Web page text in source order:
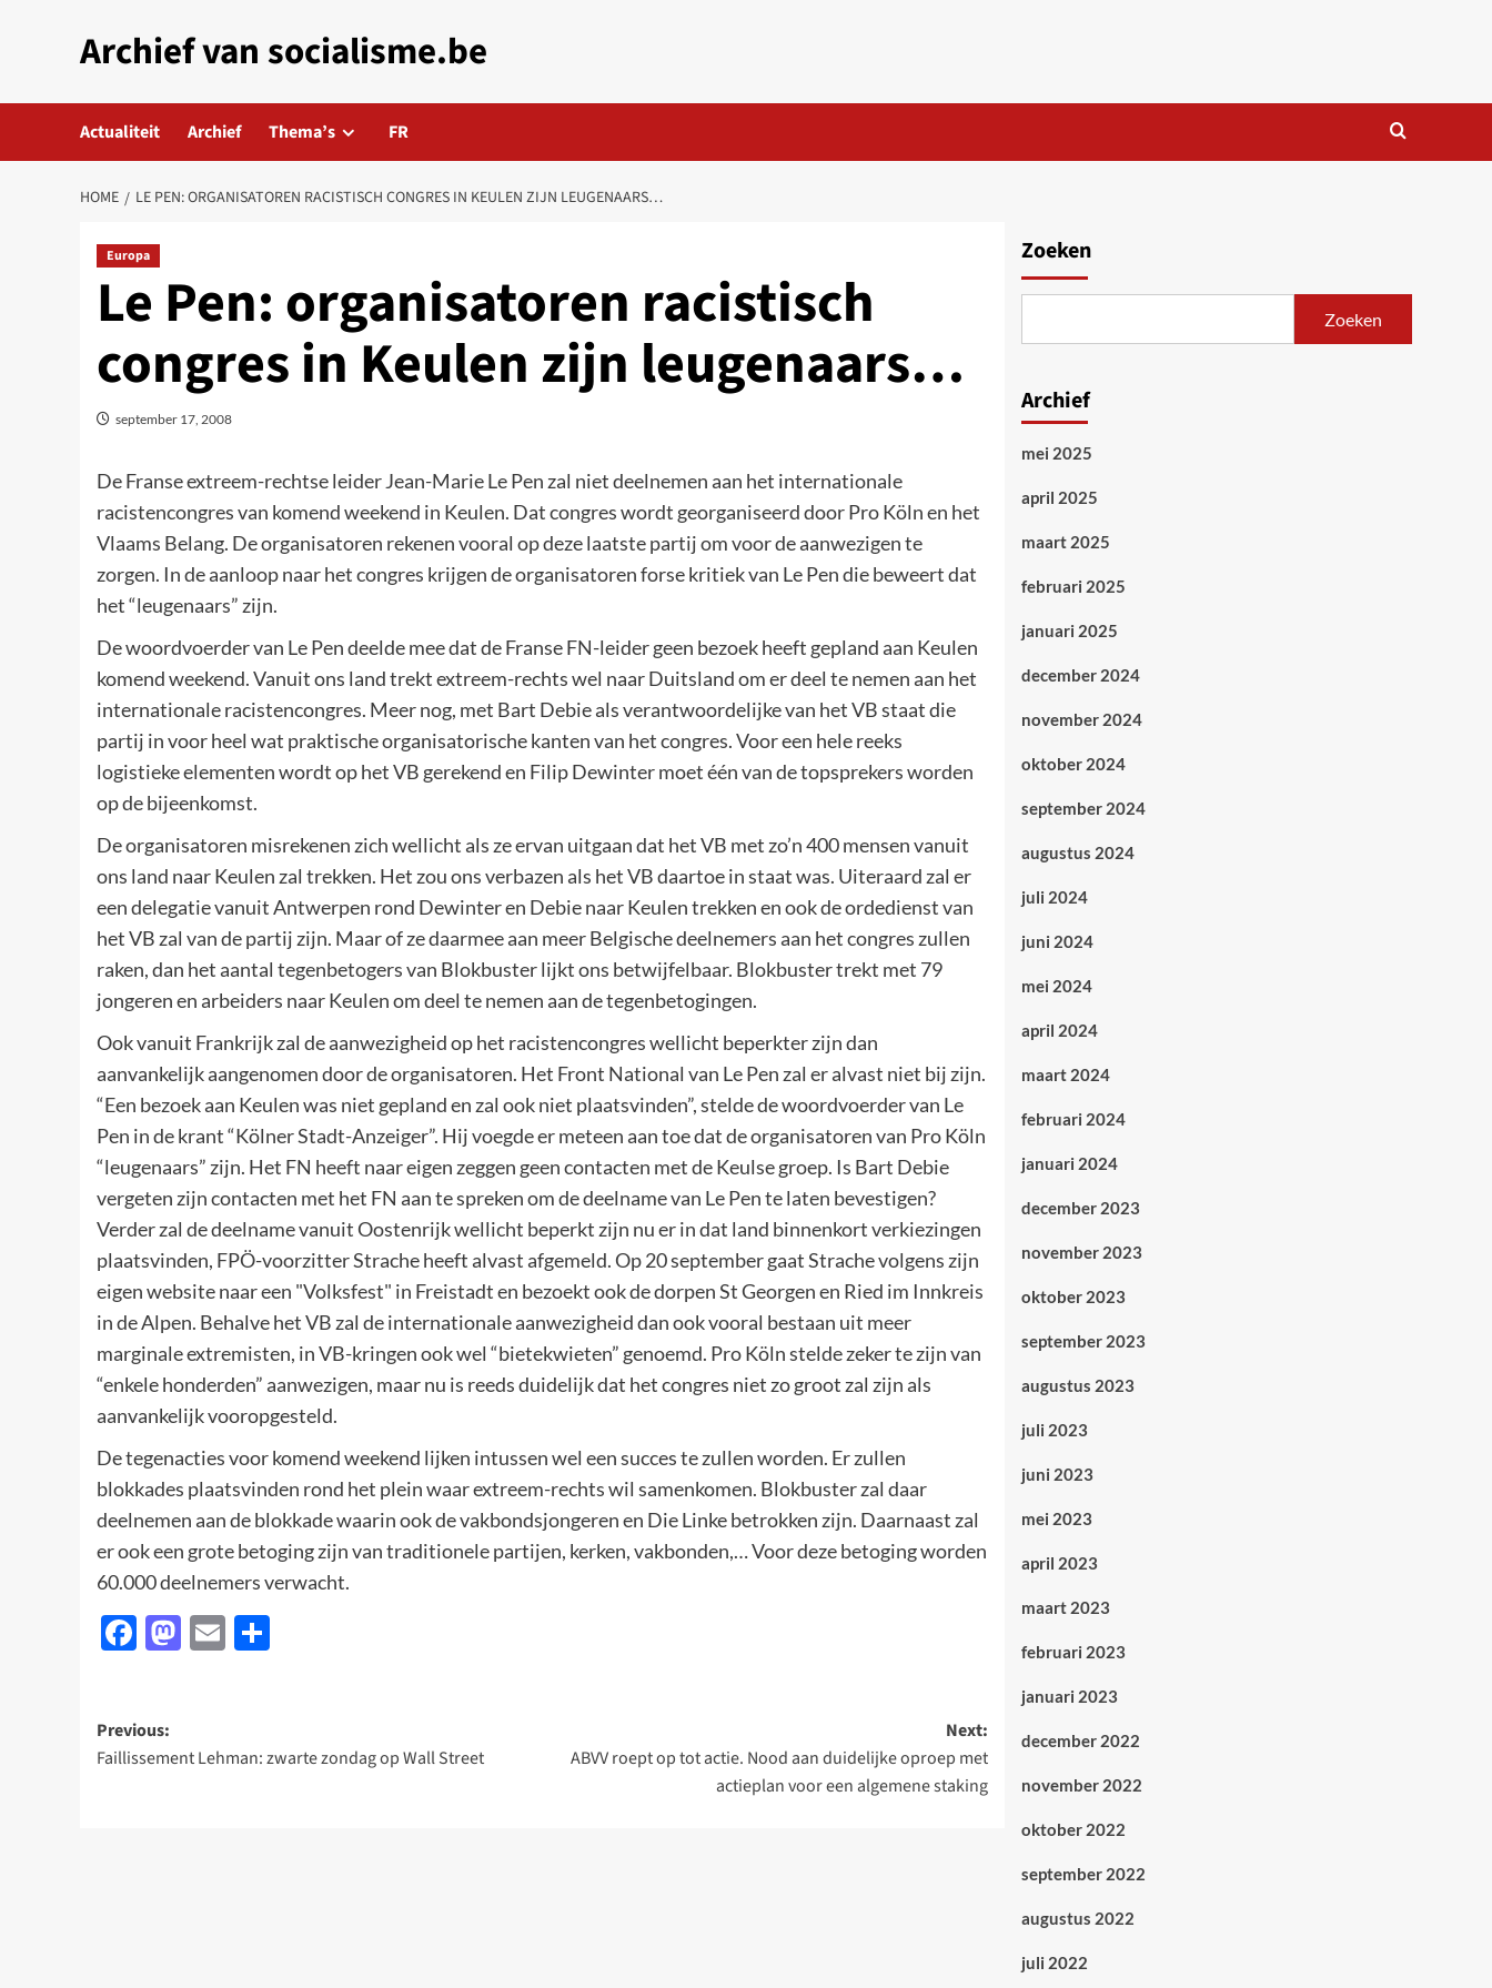
Archief van socialisme.be
Actualiteit Archief Thema’s FR
HOME LE PEN: ORGANISATOREN RACISTISCH CONGRES IN KEULEN ZIJN LEUGENAARS…
Europa
Le Pen: organisatoren racistisch
congres in Keulen zijn leugenaars…
september 17, 2008
De Franse extreem-rechtse leider Jean-Marie Le Pen zal niet deelnemen aan het internationale
racistencongres van komend weekend in Keulen. Dat congres wordt georganiseerd door Pro Köln en het
Vlaams Belang. De organisatoren rekenen vooral op deze laatste partij om voor de aanwezigen te
zorgen. In de aanloop naar het congres krijgen de organisatoren forse kritiek van Le Pen die beweert dat
het “leugenaars” zijn.
De woordvoerder van Le Pen deelde mee dat de Franse FN-leider geen bezoek heeft gepland aan Keulen
komend weekend. Vanuit ons land trekt extreem-rechts wel naar Duitsland om er deel te nemen aan het
internationale racistencongres. Meer nog, met Bart Debie als verantwoordelijke van het VB staat die
partij in voor heel wat praktische organisatorische kanten van het congres. Voor een hele reeks
logistieke elementen wordt op het VB gerekend en Filip Dewinter moet één van de topsprekers worden
op de bijeenkomst.
De organisatoren misrekenen zich wellicht als ze ervan uitgaan dat het VB met zo’n 400 mensen vanuit
ons land naar Keulen zal trekken. Het zou ons verbazen als het VB daartoe in staat was. Uiteraard zal er
een delegatie vanuit Antwerpen rond Dewinter en Debie naar Keulen trekken en ook de ordedienst van
het VB zal van de partij zijn. Maar of ze daarmee aan meer Belgische deelnemers aan het congres zullen
raken, dan het aantal tegenbetogers van Blokbuster lijkt ons betwijfelbaar. Blokbuster trekt met 79
jongeren en arbeiders naar Keulen om deel te nemen aan de tegenbetogingen.
Ook vanuit Frankrijk zal de aanwezigheid op het racistencongres wellicht beperkter zijn dan
aanvankelijk aangenomen door de organisatoren. Het Front National van Le Pen zal er alvast niet bij zijn.
“Een bezoek aan Keulen was niet gepland en zal ook niet plaatsvinden”, stelde de woordvoerder van Le
Pen in de krant “Kölner Stadt-Anzeiger”. Hij voegde er meteen aan toe dat de organisatoren van Pro Köln
“leugenaars” zijn. Het FN heeft naar eigen zeggen geen contacten met de Keulse groep. Is Bart Debie
vergeten zijn contacten met het FN aan te spreken om de deelname van Le Pen te laten bevestigen?
Verder zal de deelname vanuit Oostenrijk wellicht beperkt zijn nu er in dat land binnenkort verkiezingen
plaatsvinden, FPÖ-voorzitter Strache heeft alvast afgemeld. Op 20 september gaat Strache volgens zijn
eigen website naar een "Volksfest" in Freistadt en bezoekt ook de dorpen St Georgen en Ried im Innkreis
in de Alpen. Behalve het VB zal de internationale aanwezigheid dan ook vooral bestaan uit meer
marginale extremisten, in VB-kringen ook wel “bietekwieten” genoemd. Pro Köln stelde zeker te zijn van
“enkele honderden” aanwezigen, maar nu is reeds duidelijk dat het congres niet zo groot zal zijn als
aanvankelijk vooropgesteld.
De tegenacties voor komend weekend lijken intussen wel een succes te zullen worden. Er zullen
blokkades plaatsvinden rond het plein waar extreem-rechts wil samenkomen. Blokbuster zal daar
deelnemen aan de blokkade waarin ook de vakbondsjongeren en Die Linke betrokken zijn. Daarnaast zal
er ook een grote betoging zijn van traditionele partijen, kerken, vakbonden,… Voor deze betoging worden
60.000 deelnemers verwacht.
Facebook
Mastodon
Email
Post
navigation
Previous:
Faillissement Lehman: zwarte zondag op Wall Street
Next:
ABVV roept op tot actie. Nood aan duidelijke oproep met
actieplan voor een algemene staking
Zoeken
Zoeken
Archief
mei 2025
april 2025
maart 2025
februari 2025
januari 2025
december 2024
november 2024
oktober 2024
september 2024
augustus 2024
juli 2024
juni 2024
mei 2024
april 2024
maart 2024
februari 2024
januari 2024
december 2023
november 2023
oktober 2023
september 2023
augustus 2023
juli 2023
juni 2023
mei 2023
april 2023
maart 2023
februari 2023
januari 2023
december 2022
november 2022
oktober 2022
september 2022
augustus 2022
juli 2022